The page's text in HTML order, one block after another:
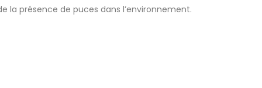
la présence de puces dans l’environnement.